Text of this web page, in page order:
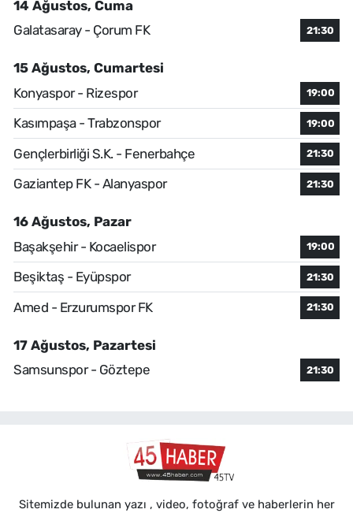
14 Ağustos, Cuma
Galatasaray - Çorum FK
21:30
15 Ağustos, Cumartesi
Konyaspor - Rizespor
19:00
Kasımpaşa - Trabzonspor 19:00
Gençlerbirliği S.K. - Fenerbahçe 21:30
Gaziantep FK - Alanyaspor 21:30
16 Ağustos, Pazar
Başakşehir - Kocaelispor
19:00
Beşiktaş - Eyüpspor 21:30
Amed - Erzurumspor FK 21:30
17 Ağustos, Pazartesi
Samsunspor - Göztepe
21:30
Sitemizde bulunan yazı , video, fotoğraf ve haberlerin her